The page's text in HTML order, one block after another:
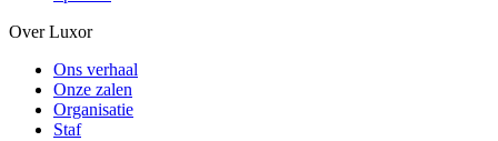
Over Luxor
Ons verhaal
Onze zalen
Organisatie
Staf